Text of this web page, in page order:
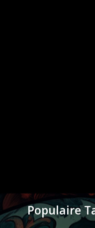
Populaire